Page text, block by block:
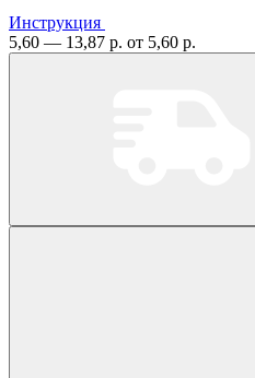
Инструкция
5,60 — 13,87 р. от 5,60 р.